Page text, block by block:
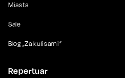
Miasta
Sale
Blog „Za kulisami”
Repertuar